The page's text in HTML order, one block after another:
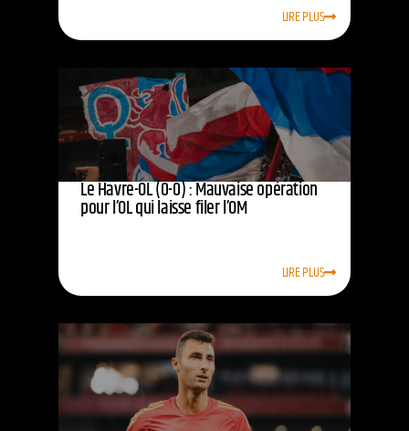
LIRE PLUS
Le Havre-OL (0-0) : Mauvaise opération
pour l’OL qui laisse filer l’OM
LIRE PLUS